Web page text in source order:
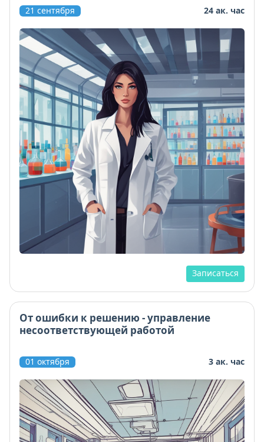
21 сентября 24 ак. час
Записаться
От ошибки к решению - управление
несоответствующей работой
01 октября 3 ак. час